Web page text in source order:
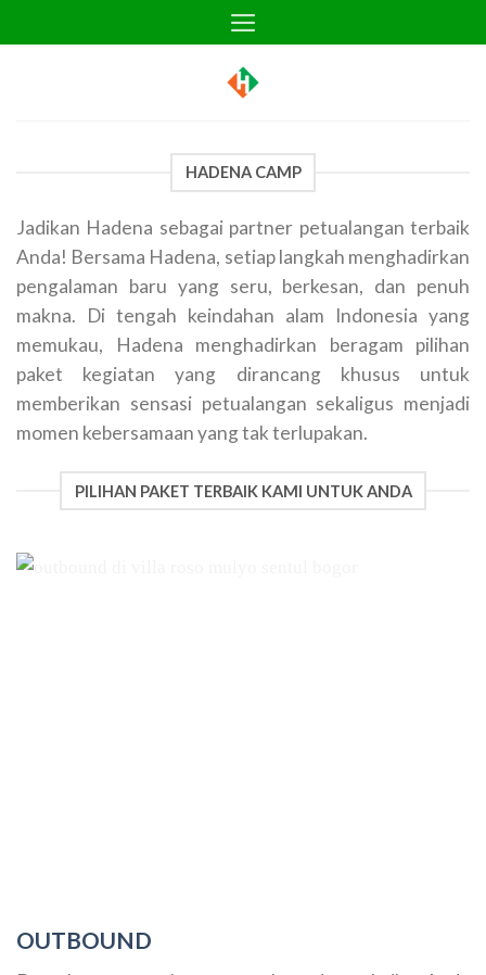
to
HADENA CAMP
Jadikan Hadena sebagai partner petualangan terbaik
Anda! Bersama Hadena, setiap langkah menghadirkan
pengalaman baru yang seru, berkesan, dan penuh
makna. Di tengah keindahan alam Indonesia yang
memukau, Hadena menghadirkan beragam pilihan
paket kegiatan yang dirancang khusus untuk
memberikan sensasi petualangan sekaligus menjadi
momen kebersamaan yang tak terlupakan.
PILIHAN PAKET TERBAIK KAMI UNTUK ANDA
OUTBOUND